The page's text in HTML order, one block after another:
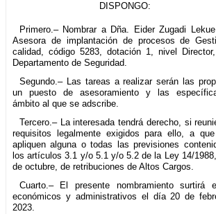
DISPONGO:
Primero.– Nombrar a Dña. Eider Zugadi
Asesora de implantación de procesos de
calidad, código 5283, dotación 1, nivel
Departamento de Seguridad.
Segundo.– Las tareas a realizar serán las
un puesto de asesoramiento y las
ámbito al que se adscribe.
Tercero.– La interesada tendrá derecho, si
requisitos legalmente exigidos para ello, a
apliquen alguna o todas las previsiones
los artículos 3.1 y/o 5.1 y/o 5.2 de la Ley 14/
de octubre, de retribuciones de Altos Cargos.
Cuarto.– El presente nombramiento surtirá
económicos y administrativos el día 20 de
2023.